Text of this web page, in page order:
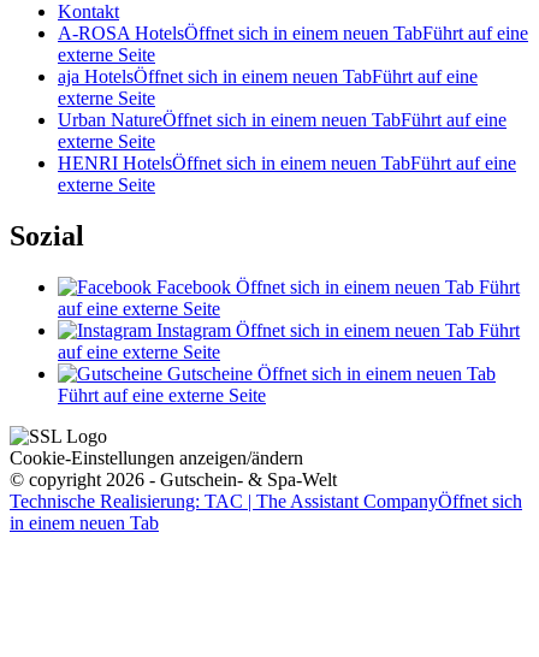
Kontakt
A-ROSA HotelsÖffnet sich in einem neuen TabFührt auf eine
externe Seite
aja HotelsÖffnet sich in einem neuen TabFührt auf eine
externe Seite
Urban NatureÖffnet sich in einem neuen TabFührt auf eine
externe Seite
HENRI HotelsÖffnet sich in einem neuen TabFührt auf eine
externe Seite
Sozial
Facebook Öffnet sich in einem neuen Tab Führt
auf eine externe Seite
Instagram Öffnet sich in einem neuen Tab Führt
auf eine externe Seite
Gutscheine Öffnet sich in einem neuen Tab
Führt auf eine externe Seite
Cookie-Einstellungen anzeigen/ändern
© copyright 2026 - Gutschein- & Spa-Welt
Technische Realisierung: TAC | The Assistant CompanyÖffnet sich
in einem neuen Tab